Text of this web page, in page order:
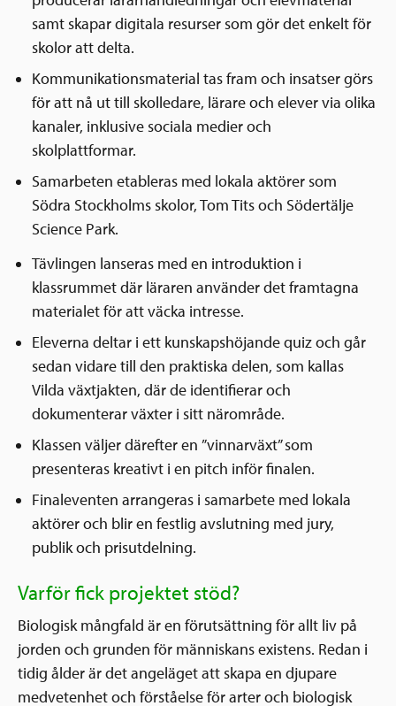
samt skapar digitala resurser som gör det enkelt för
skolor att delta.
Kommunikationsmaterial tas fram och insatser görs
för att nå ut till skolledare, lärare och elever via olika
kanaler, inklusive sociala medier och
skolplattformar.
Samarbeten etableras med lokala aktörer som
Södra Stockholms skolor, Tom Tits och Södertälje
Science Park.
Tävlingen lanseras med en introduktion i
klassrummet där läraren använder det framtagna
materialet för att väcka intresse.
Eleverna deltar i ett kunskapshöjande quiz och går
sedan vidare till den praktiska delen, som kallas
Vilda växtjakten, där de identifierar och
dokumenterar växter i sitt närområde.
Klassen väljer därefter en ”vinnarväxt” som
presenteras kreativt i en pitch inför finalen.
Finaleventen arrangeras i samarbete med lokala
aktörer och blir en festlig avslutning med jury,
publik och prisutdelning.
Varför fick projektet stöd?
Biologisk mångfald är en förutsättning för allt liv på
jorden och grunden för människans existens. Redan i
tidig ålder är det angeläget att skapa en djupare
medvetenhet och förståelse för arter och biologisk